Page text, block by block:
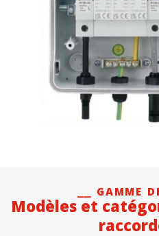
⎯⎯ GAMME
Modèles et